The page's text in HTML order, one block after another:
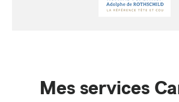
Mes services